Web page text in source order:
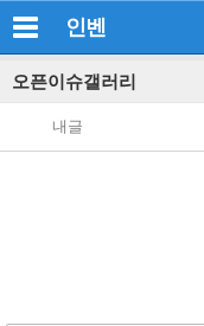
인벤
오픈이슈갤러리
내글